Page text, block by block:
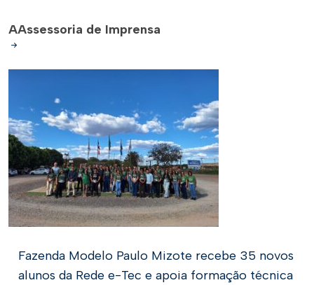
AAssessoria de Imprensa
Fazenda Modelo Paulo Mizote recebe 35 novos
alunos da Rede e-Tec e apoia formação técnica